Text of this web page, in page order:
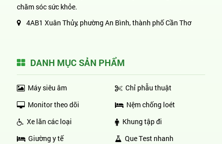
chăm sóc sức khỏe.
4AB1 Xuân Thủy, phường An Bình, thành phố Cần Thơ
DANH MỤC SẢN PHẨM
Máy siêu âm
Monitor theo dõi
Xe lăn các loại
Giường y tế
Chỉ phẫu thuật
Nệm chống loét
Khung tập đi
Que Test nhanh